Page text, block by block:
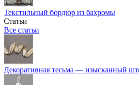
Текстильный бордюр из бахромы
Статьи
Все статьи
Декоративная тесьма — изысканный